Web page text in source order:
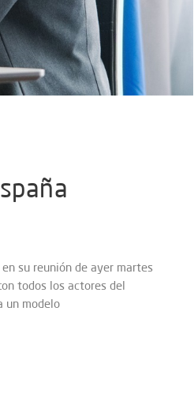
su reunión de ayer martes
todos los actores del
un modelo